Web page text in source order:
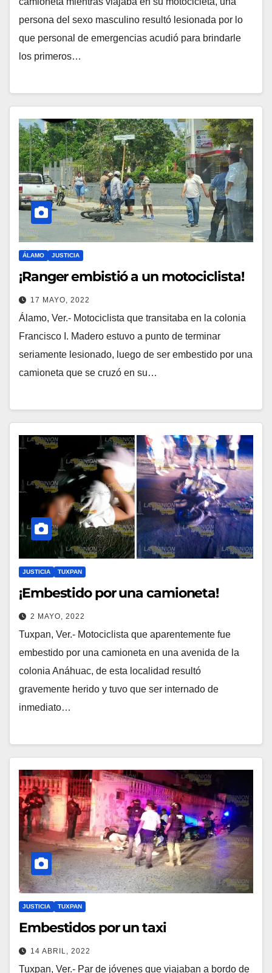
persona del sexo masculino resultó lesionada por lo
que personal de emergencias acudió para brindarle
los primeros…
ÁLAMO JUSTICIA
¡Ranger embistió a un motociclista!
17 MAYO, 2022
Álamo, Ver.- Motociclista que transitaba en la colonia
Francisco I. Madero estuvo a punto de terminar
seriamente lesionado, luego de ser embestido por una
camioneta que se cruzó en su…
JUSTICIA TUXPAN
¡Embestido por una camioneta!
2 MAYO, 2022
Tuxpan, Ver.- Motociclista que aparentemente fue
embestido por una camioneta en una avenida de la
colonia Anáhuac, de esta localidad resultó
gravemente herido y tuvo que ser internado de
inmediato…
JUSTICIA TUXPAN
Embestidos por un taxi
14 ABRIL, 2022
Tuxpan, Ver.- Par de jóvenes que viajaban a bordo de